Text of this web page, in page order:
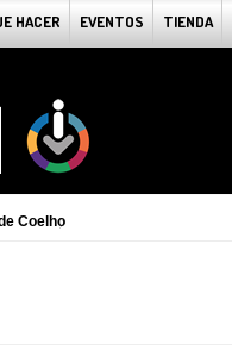
HACER EVENTOS TIENDA
Coelho